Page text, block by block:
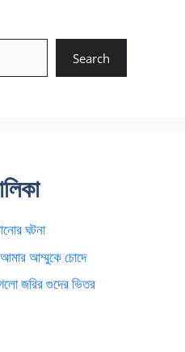
Search
ঘটনা
আম্মুকে চোদে
জরির গুদের ভিতর